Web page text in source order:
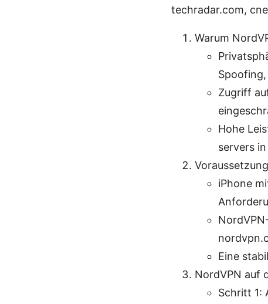
techradar.com,
Warum
Zugriff
Hohe
servers
iPhone
Eine
NordVPN auf
Schritt 1: